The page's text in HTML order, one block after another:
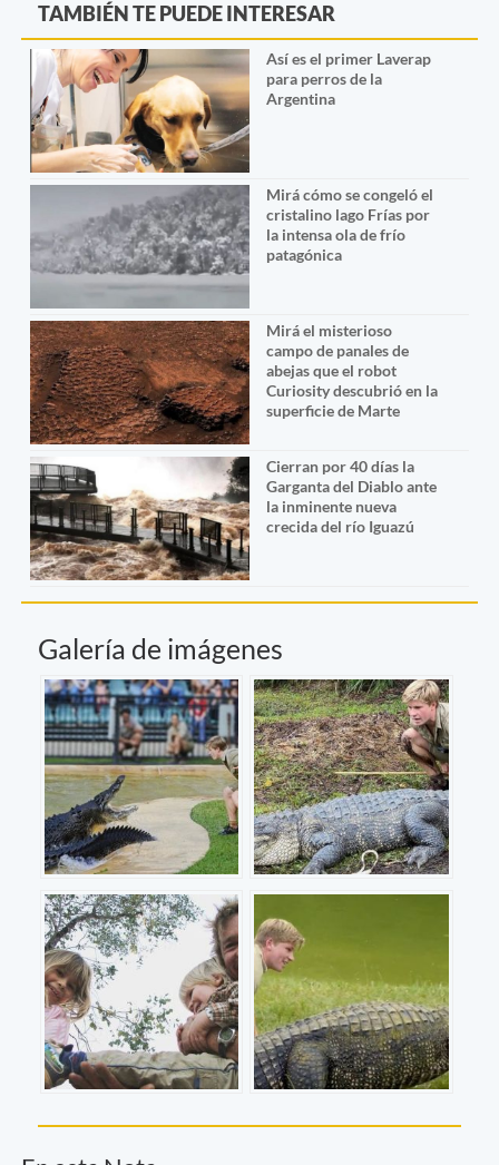
TAMBIÉN TE PUEDE INTERESAR
Así es el primer Laverap
para perros de la
Argentina
Mirá cómo se congeló el
cristalino lago Frías por
la intensa ola de frío
patagónica
Mirá el misterioso
campo de panales de
abejas que el robot
Curiosity descubrió en la
superficie de Marte
Cierran por 40 días la
Garganta del Diablo ante
la inminente nueva
crecida del río Iguazú
Galería de imágenes